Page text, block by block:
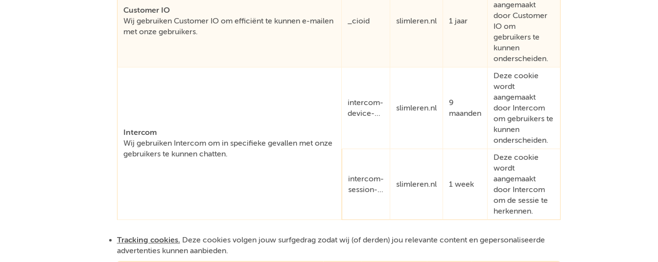
Customer IO
Wij gebruiken Customer IO om efficiënt te kunnen e-mailen
met onze gebruikers.
_cioid slimleren.nl 1 jaar
aangemaakt
door Customer
IO om
gebruikers te
kunnen
onderscheiden.
Intercom
Wij gebruiken Intercom om in specifieke gevallen met onze
gebruikers te kunnen chatten.
intercom-
device-...
slimleren.nl
9
maanden
Deze cookie
wordt
aangemaakt
door Intercom
om gebruikers te
kunnen
onderscheiden.
intercom-
session-...
slimleren.nl 1 week
Deze cookie
wordt
aangemaakt
door Intercom
om de sessie te
herkennen.
Tracking cookies. Deze cookies volgen jouw surfgedrag zodat wij (of derden) jou relevante content en gepersonaliseerde
advertenties kunnen aanbieden.